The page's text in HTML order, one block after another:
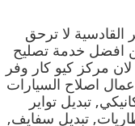
لا ترحق
افضل خدمة تصليح
مركز كيو كار وفر
اصلاح السيارات
تبديل تواير
تبديل سفايف,